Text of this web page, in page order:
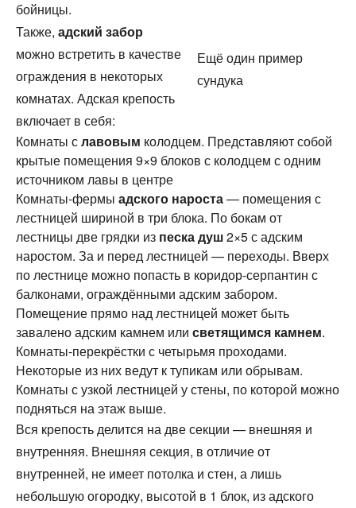
Ещё один пример
сундука
бойницы.
Также, адский забор
можно встретить в качестве
ограждения в некоторых
комнатах. Адская крепость
включает в себя:
Комнаты славовым колодцем. Представляют собой
крытые помещения 9×9 блоков с колодцем с одним
источником лавы в центре
Комнаты-фермы адского нароста— помещения с
лестницей шириной в три блока. По бокам от
лестницы две грядки из песка душ2×5 с адским
наростом. За и перед лестницей — переходы. Вверх
по лестнице можно попасть в коридор-серпантин с
балконами, ограждёнными адским забором.
Помещение прямо над лестницей может быть
завалено адским камнем или светящимся камнем.
Комнаты-перекрёстки с четырьмя проходами.
Некоторые из них ведут к тупикам или обрывам.
Комнаты с узкой лестницей у стены, по которой можно
подняться на этаж выше.
Вся крепость делится на две секции — внешняя и
внутренняя. Внешняя секция, в отличие от
внутренней, не имеет потолка и стен, а лишь
небольшую огородку, высотой в 1 блок, из адского